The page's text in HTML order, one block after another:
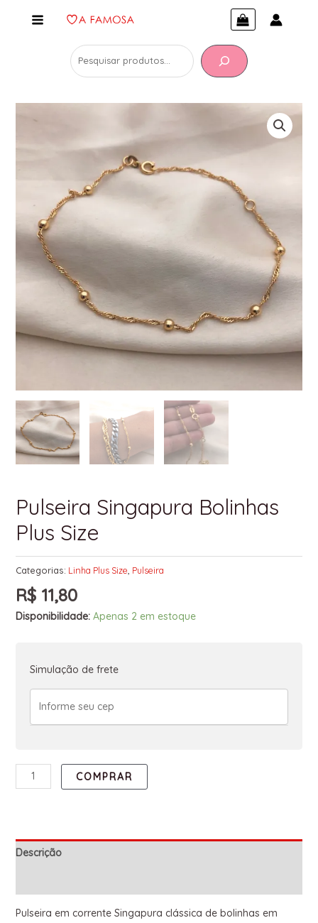
Pulseira Singapura Bolinhas
Plus Size
Categorias: Linha Plus Size Pulseira
R$11,80
Disponibilidade: Apenas 2 em estoque
Simulação de frete
COMPRAR
Descrição
Pulseira em corrente Singapura clássica de bolinhas em